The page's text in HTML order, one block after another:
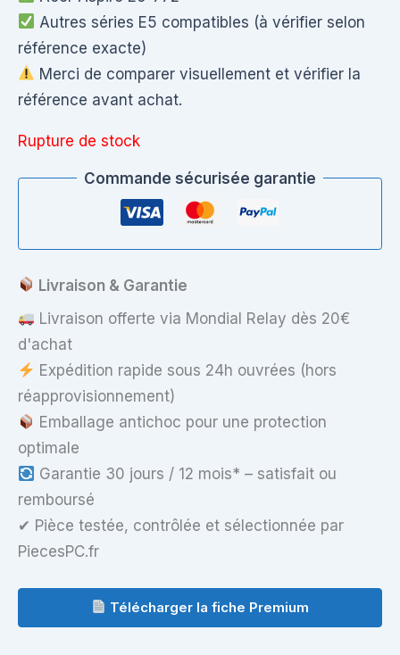
Autres séries E5 compatibles (à vérifier selon
référence exacte)
Merci de comparer visuellement et vérifier la
référence avant achat.
Rupture de stock
Commande sécurisée garantie
Livraison & Garantie
Livraison offerte via Mondial Relay dès 20€
d'achat
Expédition rapide sous 24h ouvrées (hors
réapprovisionnement)
Emballage antichoc pour une protection
optimale
Garantie 30 jours / 12 mois* – satisfait ou
remboursé
✔ Pièce testée, contrôlée et sélectionnée par
PiecesPC.fr
Télécharger la fiche Premium